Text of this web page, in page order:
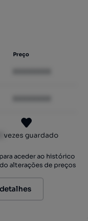
Preço
vezes guardado
aceder ao histórico
alterações de preços